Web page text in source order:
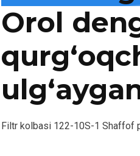
Orol
Filtr kolbasi 122-10S-1 Shaffof